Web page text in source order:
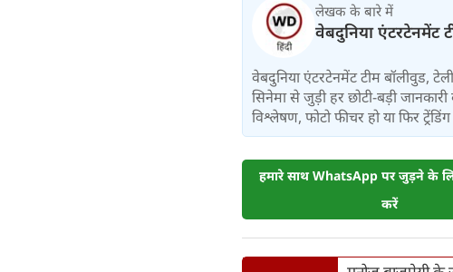
लेखक के बारे में
वेबदुनिया एंटरटेनमेंट
वेबदुनिया एंटरटेनमेंट टीम बॉलीवुड,
सिनेमा से जुड़ी हर छोटी-बड़ी
विश्लेषण, फोटो फीचर हो या फिर
हमारे साथ WhatsApp पर जुड़ने के
करें